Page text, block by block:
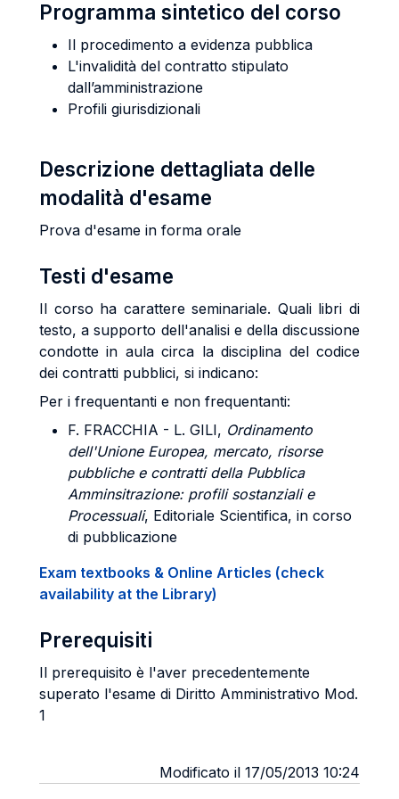
Programma sintetico del corso
Il procedimento a evidenza pubblica
L'invalidità del contratto stipulato
dall’amministrazione
Profili giurisdizionali
Descrizione dettagliata delle
modalità d'esame
Prova d'esame in forma orale
Testi d'esame
Il corso ha carattere seminariale. Quali libri di
testo, a supporto dell'analisi e della discussione
condotte in aula circa la disciplina del codice
dei contratti pubblici, si indicano:
Per i frequentanti e non frequentanti:
F. FRACCHIA - L. GILI, Ordinamento
dell'Unione Europea, mercato, risorse
pubbliche e contratti della Pubblica
Amminsitrazione: profili sostanziali e
Processuali, Editoriale Scientifica, in corso
di pubblicazione
Exam textbooks & Online Articles (check
availability at the Library)
Prerequisiti
Il prerequisito è l'aver precedentemente
superato l'esame di Diritto Amministrativo Mod.
1
Modificato il 17/05/2013 10:24